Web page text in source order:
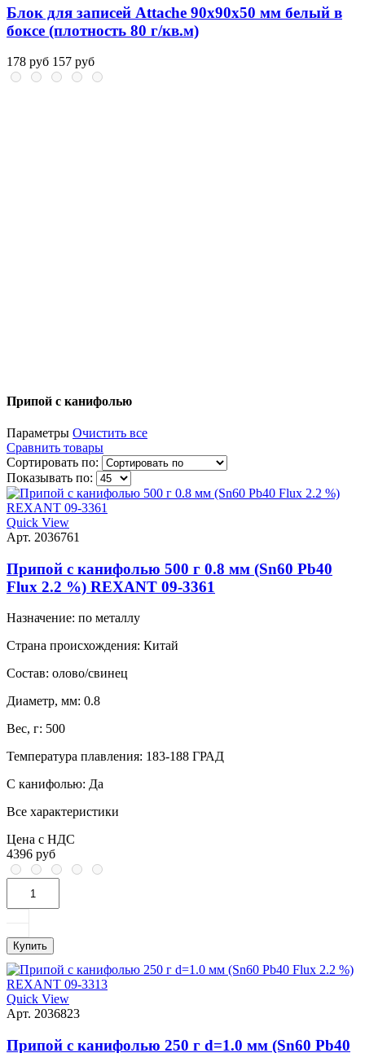
Блок для записей Attache 90x90x50 мм белый в
боксе (плотность 80 г/кв.м)
178 руб 157 руб
Припой с канифолью
Параметры Очистить все
Сравнить товары
Сортировать по:
Показывать по:
Quick View
Арт. 2036761
Припой с канифолью 500 г 0.8 мм (Sn60 Pb40
Flux 2.2 %) REXANT 09-3361
Назначение: по металлу
Страна происхождения: Китай
Состав: олово/свинец
Диаметр, мм: 0.8
Вес, г: 500
Температура плавления: 183-188 ГРАД
С канифолью: Да
Все характеристики
Цена с НДС
4396 руб
Купить
Quick View
Арт. 2036823
Припой с канифолью 250 г d=1.0 мм (Sn60 Pb40